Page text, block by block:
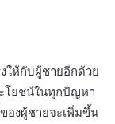
ให้กับผู้ชายอีกด้วย
โยชน์ในทุกปัญหา
องผู้ชายจะเพิ่มขึ้น